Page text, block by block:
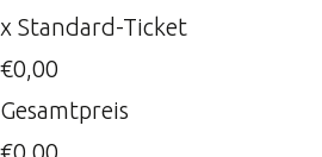
x Standard-Ticket
€0,00
Gesamtpreis